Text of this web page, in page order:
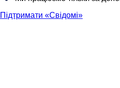
Підтримати «Свідомі»